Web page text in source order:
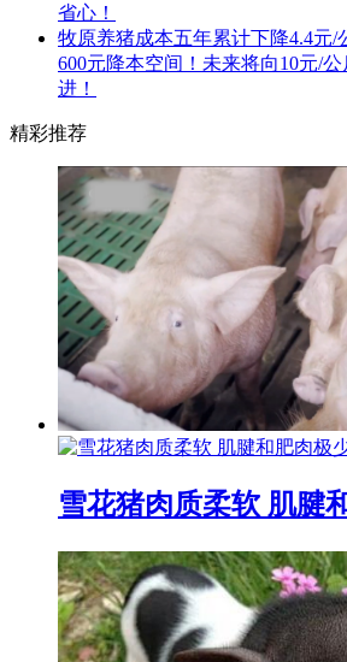
省心！
牧原养猪成本五年累计下降4.4元/
600元降本空间！未来将向10元/
进！
精彩推荐
雪花猪肉质柔软 肌腱